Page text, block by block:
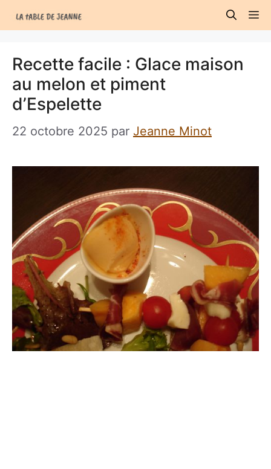
au
Recette facile : Glace maison
au melon et piment
d’Espelette
22 octobre 2025 par Jeanne Minot